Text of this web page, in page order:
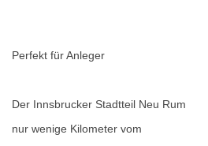
Perfekt für Anleger
Der Innsbrucker Stadtteil Neu Rum
nur wenige Kilometer vom